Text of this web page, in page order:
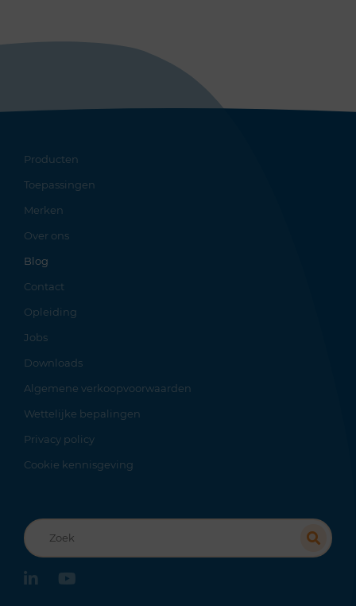
Producten
Toepassingen
Merken
Over ons
Blog
Contact
Opleiding
Jobs
Downloads
Algemene verkoopvoorwaarden
Wettelijke bepalingen
Privacy policy
Cookie kennisgeving
Recherche
linkedin